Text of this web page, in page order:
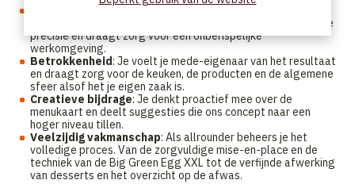
Kwaliteit & hygiëne
: Orde en netheid zijn voor jou
vanzelfsprekend. Je hanteert de HACCP-normen met uiterste
precisie en draagt zorg voor een onberispelijke
werkomgeving.
Betrokkenheid: Je voelt je mede-eigenaar van het resultaat
en draagt zorg voor de keuken, de producten en de algemene
sfeer alsof het je eigen zaak is.
Creatieve bijdrage: Je denkt proactief mee over de
menukaart en deelt suggesties die ons concept naar een
hoger niveau tillen.
Veelzijdig vakmanschap: Als allrounder beheers je het
volledige proces. Van de zorgvuldige mise-en-place en de
techniek van de Big Green Egg XXL tot de verfijnde afwerking
van desserts en het overzicht op de afwas.